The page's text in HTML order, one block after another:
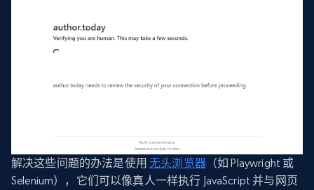
解决这些问题的办法是使用无头浏览器（如 Playwright 或
Selenium），它们可以像真人一样执行 JavaScript 并与网页